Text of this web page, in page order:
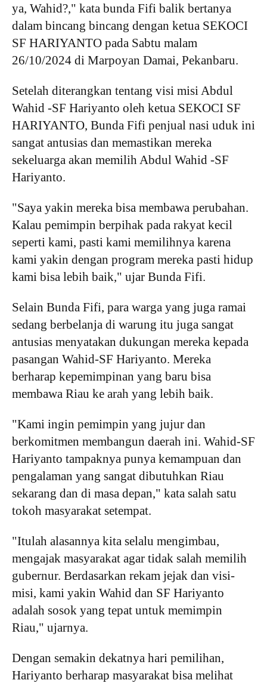
ya, Wahid?," kata bunda Fifi balik bertanya
dalam bincang bincang dengan ketua SEKOCI
SF HARIYANTO pada Sabtu malam
26/10/2024 di Marpoyan Damai, Pekanbaru.
Setelah diterangkan tentang visi misi Abdul
Wahid -SF Hariyanto oleh ketua SEKOCI SF
HARIYANTO, Bunda Fifi penjual nasi uduk ini
sangat antusias dan memastikan mereka
sekeluarga akan memilih Abdul Wahid -SF
Hariyanto.
"Saya yakin mereka bisa membawa perubahan.
Kalau pemimpin berpihak pada rakyat kecil
seperti kami, pasti kami memilihnya karena
kami yakin dengan program mereka pasti hidup
kami bisa lebih baik," ujar Bunda Fifi.
Selain Bunda Fifi, para warga yang juga ramai
sedang berbelanja di warung itu juga sangat
antusias menyatakan dukungan mereka kepada
pasangan Wahid-SF Hariyanto. Mereka
berharap kepemimpinan yang baru bisa
membawa Riau ke arah yang lebih baik.
"Kami ingin pemimpin yang jujur dan
berkomitmen membangun daerah ini. Wahid-SF
Hariyanto tampaknya punya kemampuan dan
pengalaman yang sangat dibutuhkan Riau
sekarang dan di masa depan," kata salah satu
tokoh masyarakat setempat.
"Itulah alasannya kita selalu mengimbau,
mengajak masyarakat agar tidak salah memilih
gubernur. Berdasarkan rekam jejak dan visi-
misi, kami yakin Wahid dan SF Hariyanto
adalah sosok yang tepat untuk memimpin
Riau," ujarnya.
Dengan semakin dekatnya hari pemilihan,
Hariyanto berharap masyarakat bisa melihat